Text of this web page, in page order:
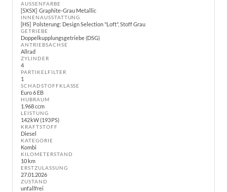
AUSSENFARBE
5X5X Graphite-Grau Metallic
INNENAUSSTATTUNG
HS Polsterung: Design Selection "Loft", Stoff Grau
GETRIEBE
Doppelkupplungsgetriebe (DSG)
ANTRIEBSACHSE
Allrad
ZYLINDER
4
PARTIKELFILTER
1
SCHADSTOFFKLASSE
Euro 6 EB
HUBRAUM
1.968 ccm
LEISTUNG
142 kW (193 PS)
KRAFTSTOFF
Diesel
KATEGORIE
Kombi
KILOMETERSTAND
10 km
ERSTZULASSUNG
27.01.2026
ZUSTAND
unfallfrei